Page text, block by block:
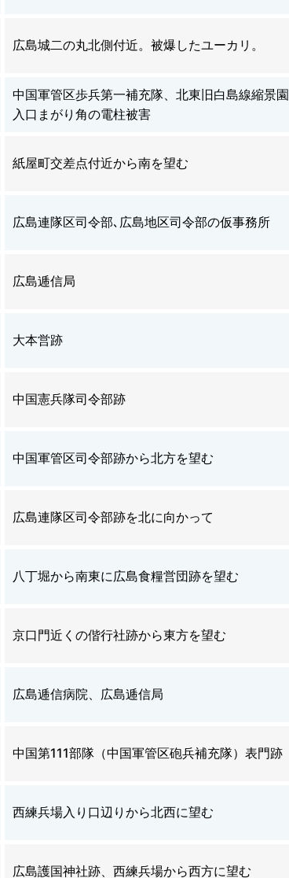
広島城二の丸北側付近。被爆したユーカリ。
中国軍管区歩兵第一補充隊、北東旧白島線縮景園
入口まがり角の電柱被害
紙屋町交差点付近から南を望む
広島連隊区司令部､広島地区司令部の仮事務所
広島逓信局
大本営跡
中国憲兵隊司令部跡
中国軍管区司令部跡から北方を望む
広島連隊区司令部跡を北に向かって
八丁堀から南東に広島食糧営団跡を望む
京口門近くの偕行社跡から東方を望む
広島逓信病院、広島逓信局
中国第111部隊（中国軍管区砲兵補充隊）表門跡
西練兵場入り口辺りから北西に望む
広島護国神社跡、西練兵場から西方に望む